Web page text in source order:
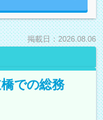
掲載日：2026.08.06
での総務